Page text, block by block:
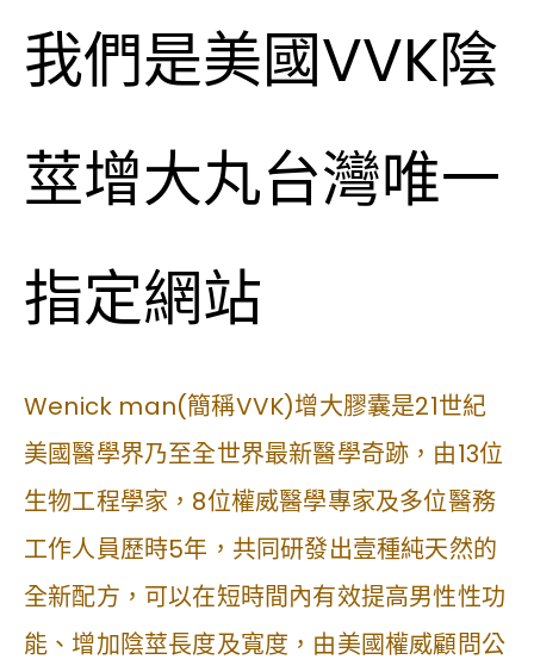
我們是美國VVK陰
莖增大丸台灣唯一
指定網站
Wenick man(簡稱VVK)增大膠囊是21世紀
美國醫學界乃至全世界最新醫學奇跡，由13位
生物工程學家，8位權威醫學專家及多位醫務
工作人員歷時5年，共同研發出壹種純天然的
全新配方，可以在短時間內有效提高男性性功
能、增加陰莖長度及寬度，由美國權威顧問公